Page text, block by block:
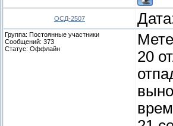
ОСД-2507
Группа: Постоянные участники
Сообщений: 373
Статус: Оффлайн
20